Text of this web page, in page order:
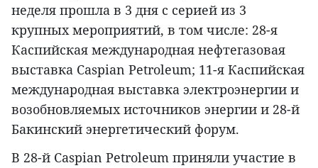
неделя прошла в 3 дня с серией из 3
крупных мероприятий, в том числе: 28-я
Каспийская международная нефтегазовая
выставка Caspian Petroleum; 11-я Каспийская
международная выставка электроэнергии и
возобновляемых источников энергии и 28-й
Бакинский энергетический форум.
В 28-й Caspian Petroleum приняли участие в